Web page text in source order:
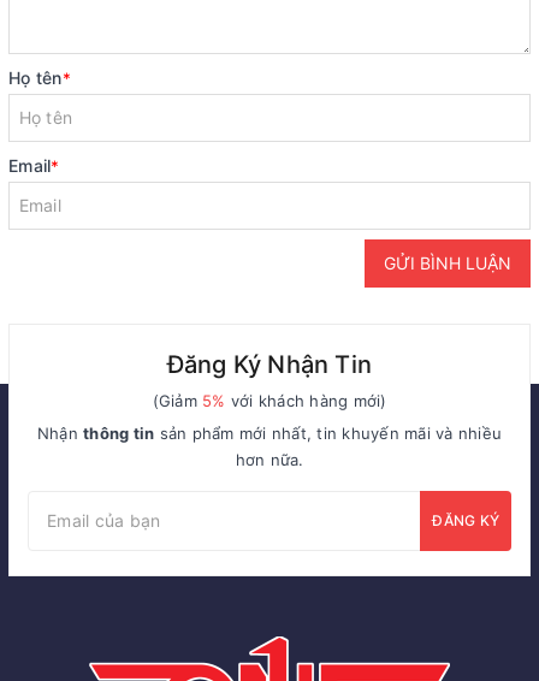
Họ tên*
Email*
GỬI BÌNH LUẬN
Đăng Ký Nhận Tin
(Giảm 5% với khách hàng mới)
Nhậnthông tin sản phẩm mới nhất, tin khuyến mãi và nhiều
hơn nữa.
ĐĂNG KÝ